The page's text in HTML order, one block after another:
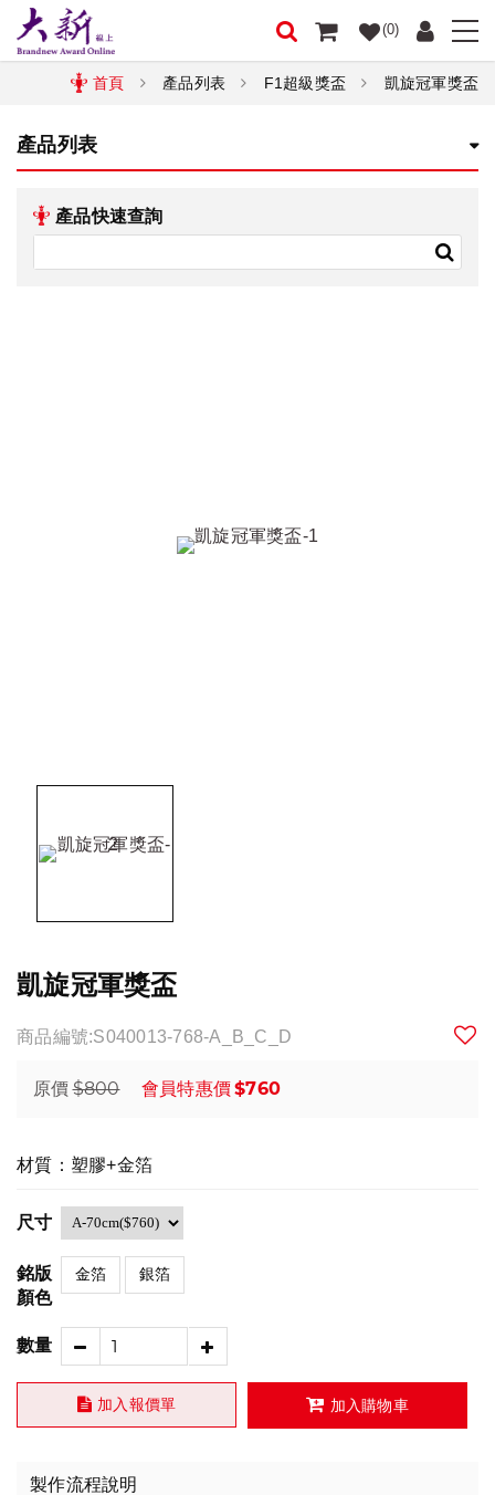
(0)
首頁 產品列表 F1超級獎盃 凱旋冠軍獎盃
產品列表
產品快速查詢
凱旋冠軍獎盃
商品編號:S040013-768-A_B_C_D
原價 $800 會員特惠價$760
材質：塑膠+金箔
尺寸
銘版
顏色
金箔 銀箔
數量
加入報價單 加入購物車
製作流程說明